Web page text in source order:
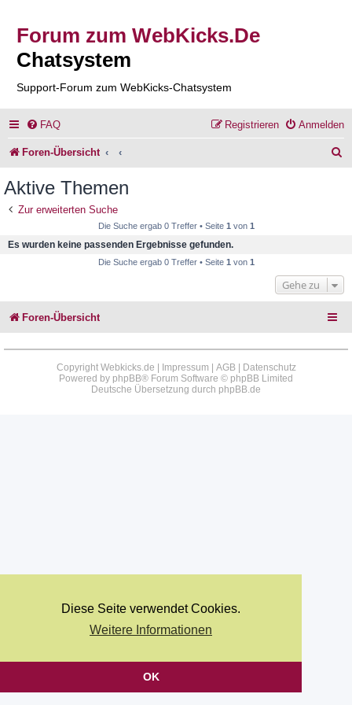
Diese Seite verwendet Cookies.
Weitere Informationen
OK
Forum zum WebKicks.De
Chatsystem
Support-Forum zum WebKicks-Chatsystem
FAQ Anmelden
Registrieren
Foren-Übersicht
Aktive Themen
Zur erweiterten Suche
Die Suche ergab 0 Treffer • Seite 1 von 1
Es wurden keine passenden Ergebnisse gefunden.
Die Suche ergab 0 Treffer • Seite 1 von 1
Gehe zu
Foren-Übersicht
Copyright Webkicks.de | Impressum AGB|
Datenschutz
Powered by phpBB® Forum Software © phpBB Limited
Deutsche Übersetzung durch phpBB.de